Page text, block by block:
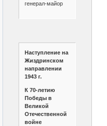
генерал-майор
Наступление на
Жиздринском
направлении
1943 г.
К 70-летию
Победы в
Великой
Отечественной
войне